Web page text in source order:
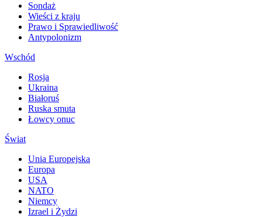
Sondaż
Wieści z kraju
Prawo i Sprawiedliwość
Antypolonizm
Wschód
Rosja
Ukraina
Białoruś
Ruska smuta
Łowcy onuc
Świat
Unia Europejska
Europa
USA
NATO
Niemcy
Izrael i Żydzi